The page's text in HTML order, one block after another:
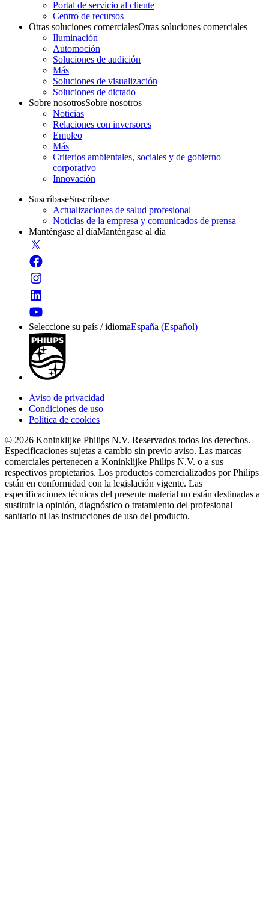
Portal de servicio al cliente
Centro de recursos
Otras soluciones comercialesOtras soluciones comerciales
Iluminación
Automoción
Soluciones de audición
Más
Soluciones de visualización
Soluciones de dictado
Sobre nosotrosSobre nosotros
Noticias
Relaciones con inversores
Empleo
Más
Criterios ambientales, sociales y de gobierno
corporativo
Innovación
SuscríbaseSuscríbase
Actualizaciones de salud profesional
Noticias de la empresa y comunicados de prensa
Manténgase al díaManténgase al día
Seleccione su país / idiomaEspaña (Español)
Aviso de privacidad
Condiciones de uso
Política de cookies
© 2026 Koninklijke Philips N.V. Reservados todos los derechos.
Especificaciones sujetas a cambio sin previo aviso. Las marcas
comerciales pertenecen a Koninklijke Philips N.V. o a sus
respectivos propietarios. Los productos comercializados por Philips
están en conformidad con la legislación vigente. Las
especificaciones técnicas del presente material no están destinadas a
sustituir la opinión, diagnóstico o tratamiento del profesional
sanitario ni las instrucciones de uso del producto.